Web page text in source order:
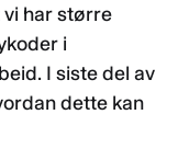
har større
i
I siste del av
dette kan